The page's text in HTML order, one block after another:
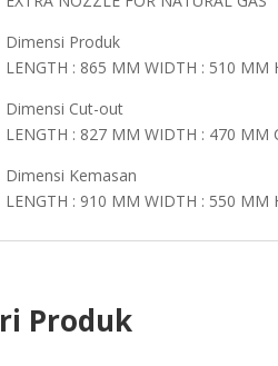
Dimensi Produk
LENGTH : 865 MM WIDTH : 510 MM
Dimensi Cut-out
LENGTH : 827 MM WIDTH : 470 MM
Dimensi Kemasan
LENGTH : 910 MM WIDTH : 550 MM
Produk